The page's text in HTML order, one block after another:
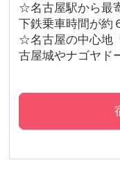
☆名古屋駅から最
下鉄乗車時間が約
☆名古屋の中心地
古屋城やナゴヤド